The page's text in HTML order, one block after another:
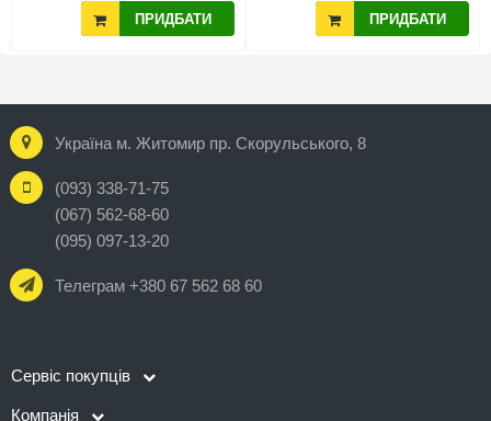
ПРИДБАТИ ПРИДБАТИ
Україна м. Житомир пр. Скорульського, 8
(093) 338-71-75
(067) 562-68-60
(095) 097-13-20
Телеграм +380 67 562 68 60
Сервіс покупців
Компанія